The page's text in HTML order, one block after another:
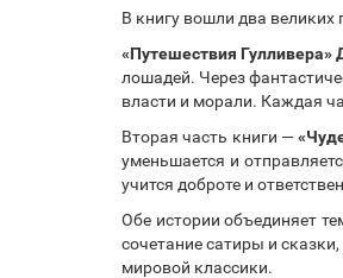
В книгу вошли два
«Путешествия
лошадей. Через
власти и морали. Каждая
Вторая часть книги —
уменьшается и
учится доброте и
Обе истории объединяет
сочетание сатиры и
мировой классики.